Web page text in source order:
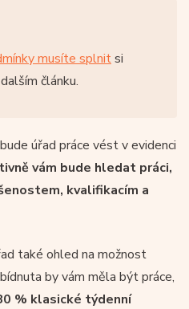
musíte splnitsi
článku.
úřad práce vést v evidenci
vám bude hledat práci,
kvalifikacím a
také ohled na možnost
by vám měla být práce,
% klasické týdenní